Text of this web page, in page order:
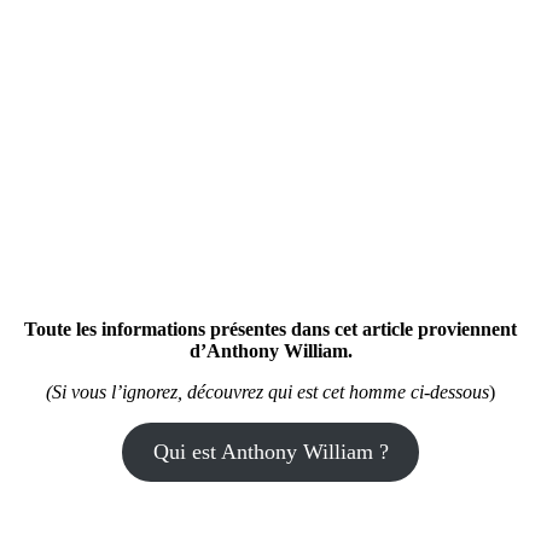
Toute les informations présentes dans cet article proviennent
d’Anthony William.
(Si vous l’ignorez, découvrez qui est cet homme ci-dessous)
Qui est Anthony William ?